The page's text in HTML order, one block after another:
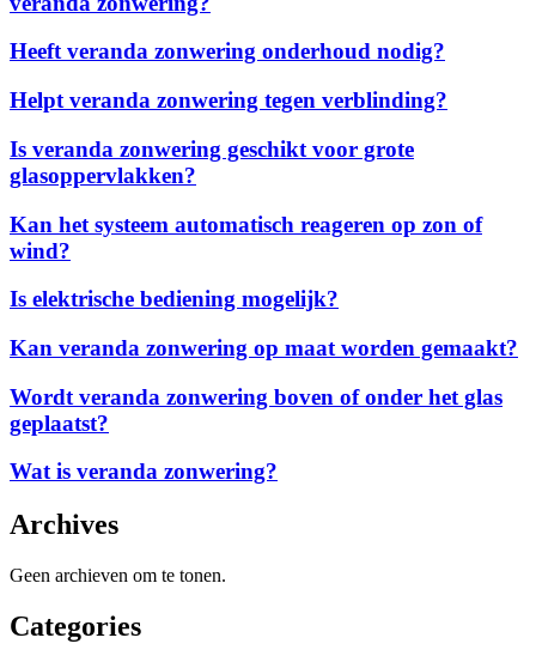
voor
montage
veranda
Heeft
zonwering
onderhoud
Heeft veranda zonwering onderhoud nodig?
Helpt
veranda
zonwering
tegen
verblinding?
Helpt veranda zonwering tegen verblinding?
Is
veranda
zonwering
voor
grote
Is veranda zonwering geschikt voor grote
glasoppervlakken?
Kan
het
systeem
automatisch
reageren
zon
wind?
Kan het systeem automatisch reageren op zon of
wind?
Is
bediening
mogelijk?
Is elektrische bediening mogelijk?
Kan
zonwering
op
maat
gemaakt?
Kan veranda zonwering op maat worden gemaakt?
Wordt
veranda
zonwering
of
het
geplaatst?
Wordt veranda zonwering boven of onder het glas
geplaatst?
Wat
veranda
zonwering?
Wat is veranda zonwering?
Archives
Geen archieven om te tonen.
Categories